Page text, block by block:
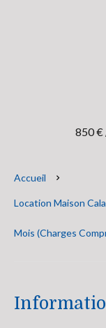
850 €
Accueil
Location Maison
Mois (Charges